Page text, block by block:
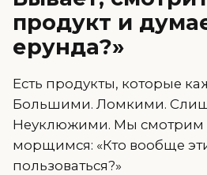
продукт и
ерунда?»
Есть продукты, которые
Большими. Ломкими.
Неуклюжими. Мы смотрим
морщимся: «Кто вообще
пользоваться?»